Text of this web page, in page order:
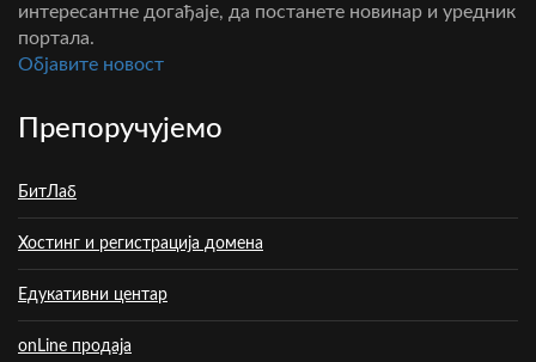
интересантне догађаје, да постанете новинар и уредник
портала.
Oбјавите новост
Препоручујемо
БитЛаб
Хостинг и регистрација домена
Едукативни центар
onLine продаја